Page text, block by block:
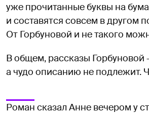
уже прочитанные буквы на
и составятся совсем в другом
От Горбуновой и не такого
В общем, рассказы Горбуновой
а чудо описанию не подлежит.
Роман сказал Анне вечером у